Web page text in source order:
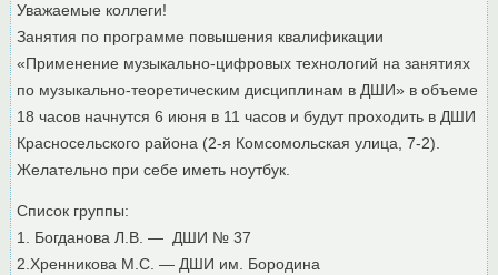
Уважаемые коллеги!
Занятия по программе повышения квалификации
«Применение музыкально-цифровых технологий на занятиях
по музыкально-теоретическим дисциплинам в ДШИ» в объеме
18 часов начнутся 6 июня в 11 часов и будут проходить в ДШИ
Красносельского района (2-я Комсомольская улица, 7-2).
Желательно при себе иметь ноутбук.
Список группы:
1. Богданова Л.В. — ДШИ № 37
2.Хренникова М.С. — ДШИ им. Бородина